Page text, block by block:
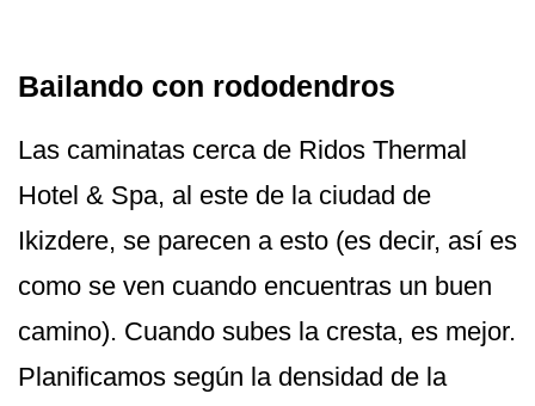
Bailando con rododendros
Las caminatas cerca de Ridos Thermal
Hotel & Spa, al este de la ciudad de
Ikizdere, se parecen a esto (es decir, así es
como se ven cuando encuentras un buen
camino). Cuando subes la cresta, es mejor.
Planificamos según la densidad de la